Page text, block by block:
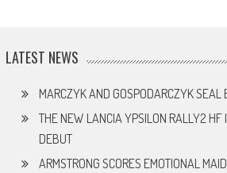
LATEST NEWS
MARCZYK AND GOSPODARCZYK SEAL
THE NEW LANCIA YPSILON RALLY2 HF
DEBUT
ARMSTRONG SCORES EMOTIONAL